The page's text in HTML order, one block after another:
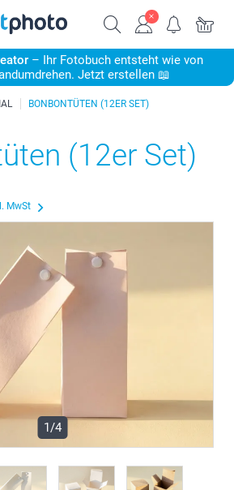
– Ihr Fotobuch entsteht wie von
Jetzt erstellen 📖
BONBONTÜTEN (12ER SET)
(12er Set)
MwSt
1/4